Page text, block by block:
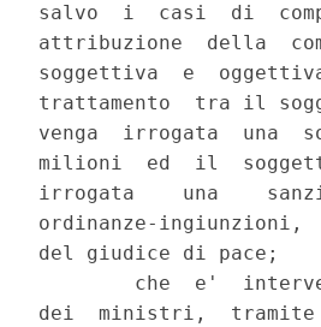
salvo  i  casi  di
attribuzione  della
soggettiva  e
trattamento  tra il
venga  irrogata  una
milioni  ed  il
irrogata    una
ordinanze-ingiunzioni,
del giudice di pace;
che  e'
dei  ministri,  tramite